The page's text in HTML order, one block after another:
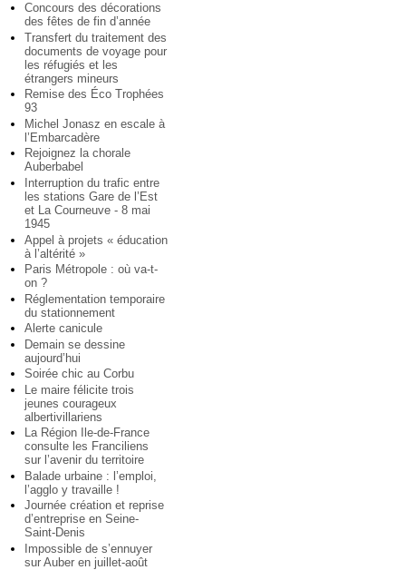
Concours des décorations
des fêtes de fin d’année
Transfert du traitement des
documents de voyage pour
les réfugiés et les
étrangers mineurs
Remise des Éco Trophées
93
Michel Jonasz en escale à
l’Embarcadère
Rejoignez la chorale
Auberbabel
Interruption du trafic entre
les stations Gare de l’Est
et La Courneuve - 8 mai
1945
Appel à projets « éducation
à l’altérité »
Paris Métropole : où va-t-
on ?
Réglementation temporaire
du stationnement
Alerte canicule
Demain se dessine
aujourd’hui
Soirée chic au Corbu
Le maire félicite trois
jeunes courageux
albertivillariens
La Région Ile-de-France
consulte les Franciliens
sur l’avenir du territoire
Balade urbaine : l’emploi,
l’agglo y travaille !
Journée création et reprise
d’entreprise en Seine-
Saint-Denis
Impossible de s’ennuyer
sur Auber en juillet-août